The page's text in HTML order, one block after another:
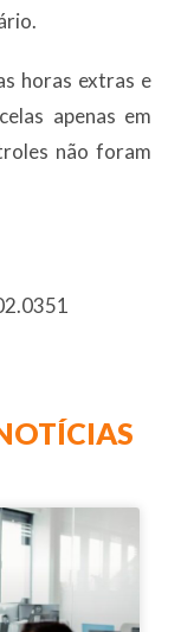
horas extras e
apenas em
não foram